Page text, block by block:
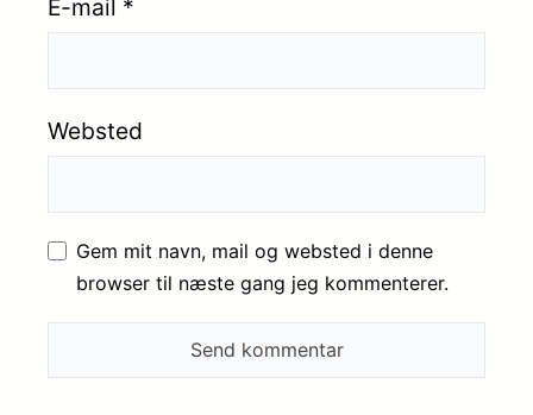
E-mail *
Websted
Gem mit navn, mail og websted i denne
browser til næste gang jeg kommenterer.